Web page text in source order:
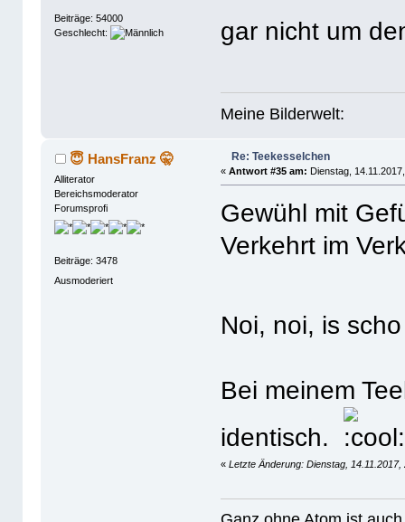
Beiträge: 54000
Geschlecht:
gar nicht um
Meine Bilderwelt:
😇 HansFranz 🤫
Alliterator
Bereichsmoderator
Forumsprofi
Beiträge: 3478
Ausmoderiert
Re: Teekesselchen
«Antwort #35 am: Dienstag,
Gewühl mit
Verkehrt im
Noi, noi, is
Bei meinem
identisch.
«Letzte Änderung: Dienstag, 14.11.2017,